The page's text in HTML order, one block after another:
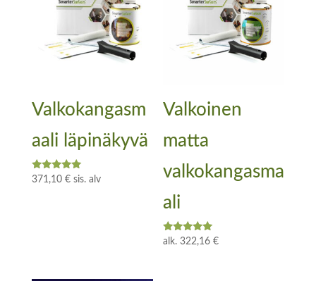
Valkokangasm
aali läpinäkyvä
Arvostelu
tuotteesta:
371,10 € sis. alv
Valkoinen
matta
valkokangasma
ali
Arvostelu
tuotteesta:
alk.322,16 €